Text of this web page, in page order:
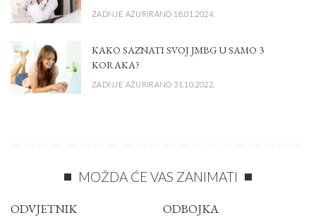
ZADNJE AŽURIRANO 18.01.2024.
KAKO SAZNATI SVOJ JMBG U SAMO 3
KORAKA?
ZADNJE AŽURIRANO 31.10.2022.
MOŽDA ĆE VAS ZANIMATI
ODVJETNIK ODBOJKA